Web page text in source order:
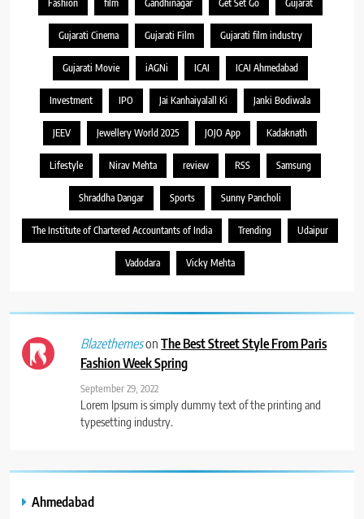
Fashion film Gandhinagar Get Set Go Gujarat
Gujarati Cinema Gujarati Film Gujarati film industry
Gujarati Movie iAGNi ICAI ICAI Ahmedabad
Investment IPO Jai Kanhaiyalall Ki Janki Bodiwala
JEEV Jewellery World 2025 JOJO App Kadaknath
Lifestyle Nirav Mehta review RSS Samsung
Shraddha Dangar Sports Sunny Pancholi
The Institute of Chartered Accountants of India Trending Udaipur
Vadodara Vicky Mehta
BlazethemesonThe Best Street Style From Paris
Fashion Week Spring
September 29, 2022
Lorem Ipsum is simply dummy text of the printing and
typesetting industry.
Ahmedabad